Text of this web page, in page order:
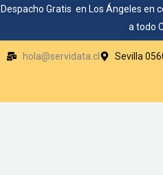
Ir
contenido
Despacho Gratis en Los Ángeles en
a todo
hola@servidata.cl Sevilla